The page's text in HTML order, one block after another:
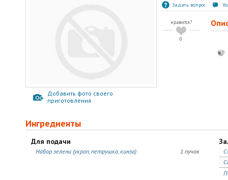
Добавить фото своего
приготовления
Задать вопрос
нравится?
0
Ингредиенты
Для подачи
1 пучок
Набор зелени (укроп, петрушка, кинза)